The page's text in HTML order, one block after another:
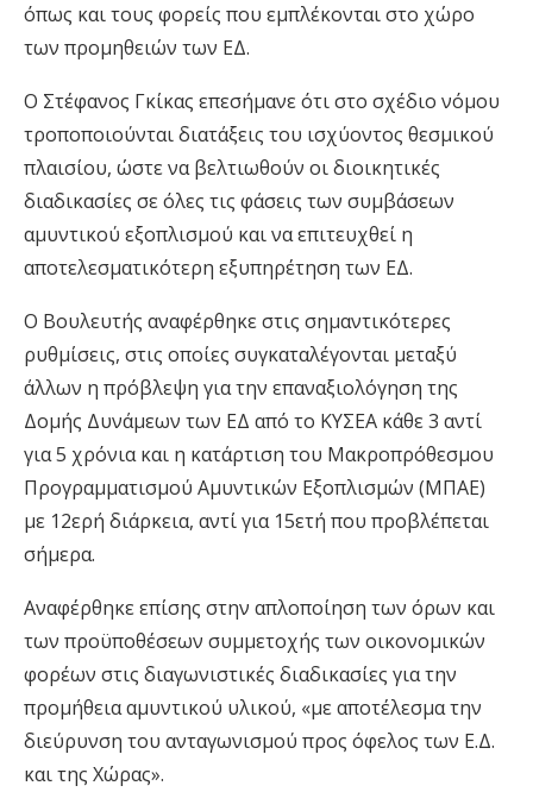
όπως και τους φορείς που εμπλέκονται στο χώρο
των προμηθειών των ΕΔ.
Ο Στέφανος Γκίκας επεσήμανε ότι στο σχέδιο νόμου
τροποποιούνταιδιατάξεις του ισχύοντος θεσμικού
πλαισίου, ώστε να βελτιωθούν οι διοικητικές
διαδικασίες σε όλες τις φάσεις των συμβάσεων
αμυντικού εξοπλισμού καινα επιτευχθεί η
αποτελεσματικότερη εξυπηρέτηση των ΕΔ.
Ο Βουλευτής αναφέρθηκε στις σημαντικότερες
ρυθμίσεις, στις οποίες συγκαταλέγονται μεταξύ
άλλων η πρόβλεψη για την επαναξιολόγηση της
Δομής Δυνάμεων των ΕΔ από το ΚΥΣΕΑ κάθε 3 αντί
για 5 χρόνια και η κατάρτιση του Μακροπρόθεσμου
Προγραμματισμού Αμυντικών Εξοπλισμών (ΜΠΑΕ)
με 12ερή διάρκεια, αντί για 15ετή που προβλέπεται
σήμερα.
Αναφέρθηκε επίσης στην απλοποίηση των όρων και
των προϋποθέσεων συμμετοχής των οικονομικών
φορέων στις διαγωνιστικές διαδικασίες για την
προμήθεια αμυντικού υλικού, «με αποτέλεσμα την
διεύρυνση του ανταγωνισμού προς όφελος των Ε.Δ.
και της Χώρας».